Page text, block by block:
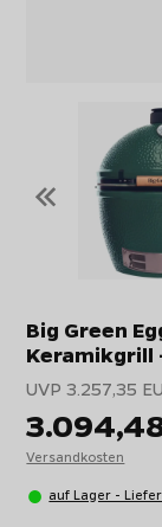
«
Big Green
Keramikgrill
UVP 3.257,35
Versandkosten
auf Lager -